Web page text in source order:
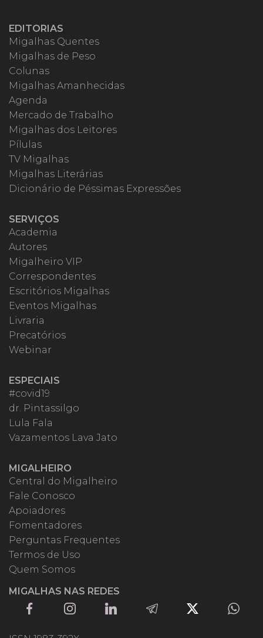
EDITORIAS
Migalhas Quentes
Migalhas de Peso
Colunas
Migalhas Amanhecidas
Agenda
Mercado de Trabalho
Migalhas dos Leitores
Pílulas
TV Migalhas
Migalhas Literárias
Dicionário de Péssimas Expressões
SERVIÇOS
Academia
Autores
Migalheiro VIP
Correspondentes
Escritórios Migalhas
Eventos Migalhas
Livraria
Precatórios
Webinar
ESPECIAIS
#covid19
dr. Pintassilgo
Lula Fala
Vazamentos Lava Jato
MIGALHEIRO
Central do Migalheiro
Fale Conosco
Apoiadores
Fomentadores
Perguntas Frequentes
Termos de Uso
Quem Somos
MIGALHAS NAS REDES